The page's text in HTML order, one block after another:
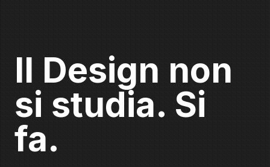
Il Design non
si studia. Si
fa.